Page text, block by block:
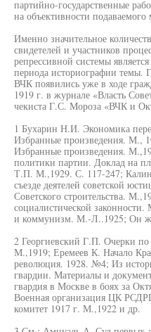
партийно-государственные
на объективности подаваемого
Именно значительное
свидетелей и участников
репрессивной системы
периода историографии темы.
ВЧК появились уже в ходе
1919 г. в журнале «Власть
чекиста Г.С. Мороза «ВЧК и
1 Бухарин Н.И. Экономика
Избранные произведения. М.,
Избранные произведения.
политики партии. Доклад на
Т.П. М.,1929. С. 117-247;
съезде деятелей советской
Советского строительства.
социалистической
и коммунизм. М.-Л..1925; Он
2 Георгиевский Г.П. Очерки
М.,1919; Еремеев К. Начало
революция. 1928. №4; Из
гвардии. Материалы и
гвардия в Москве в боях за
Военная организация ЦК
комитет 1917 г. М.,1922 и др.